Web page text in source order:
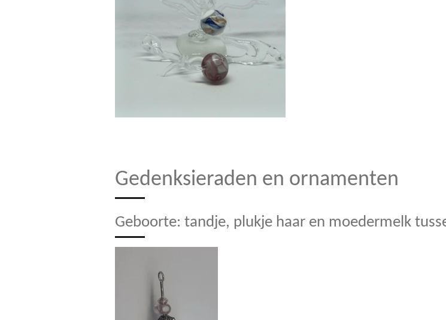
Gedenksieraden en ornamenten
Geboorte: tandje, plukje haar en moedermelk